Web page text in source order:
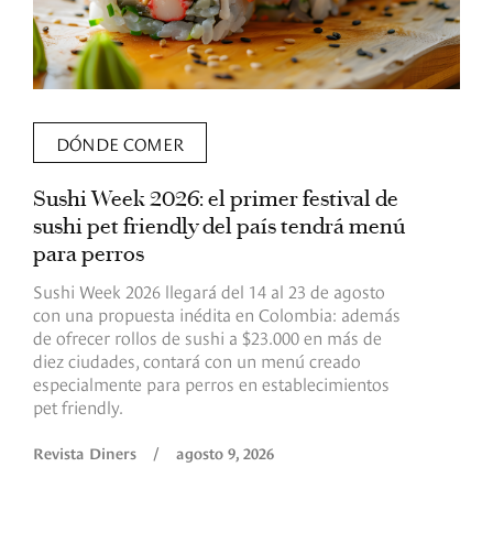
DÓNDE COMER
Sushi Week 2026: el primer festival de
sushi pet friendly del país tendrá menú
para perros
Sushi Week 2026 llegará del 14 al 23 de agosto
con una propuesta inédita en Colombia: además
de ofrecer rollos de sushi a $23.000 en más de
diez ciudades, contará con un menú creado
especialmente para perros en establecimientos
pet friendly.
Revista Diners / agosto 9, 2026